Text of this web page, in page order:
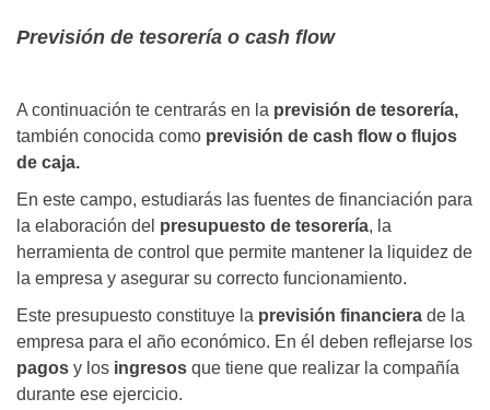
Previsión de tesorería o cash flow
A continuación te centrarás en la previsión de tesorería,
también conocida como previsión de cash flow o flujos
de caja.
En este campo, estudiarás las fuentes de financiación para
la elaboración del presupuesto de tesorería, la
herramienta de control que permite mantener la liquidez de
la empresa y asegurar su correcto funcionamiento.
Este presupuesto constituye la previsión financiera de la
empresa para el año económico. En él deben reflejarse los
pagos y los ingresos que tiene que realizar la compañía
durante ese ejercicio.